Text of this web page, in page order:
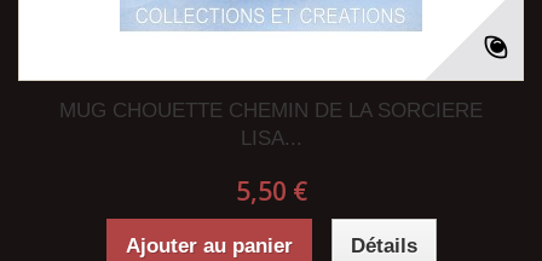
MUG CHOUETTE CHEMIN DE LA SORCIERE
LISA...
5,50 €
Ajouter au panier Détails